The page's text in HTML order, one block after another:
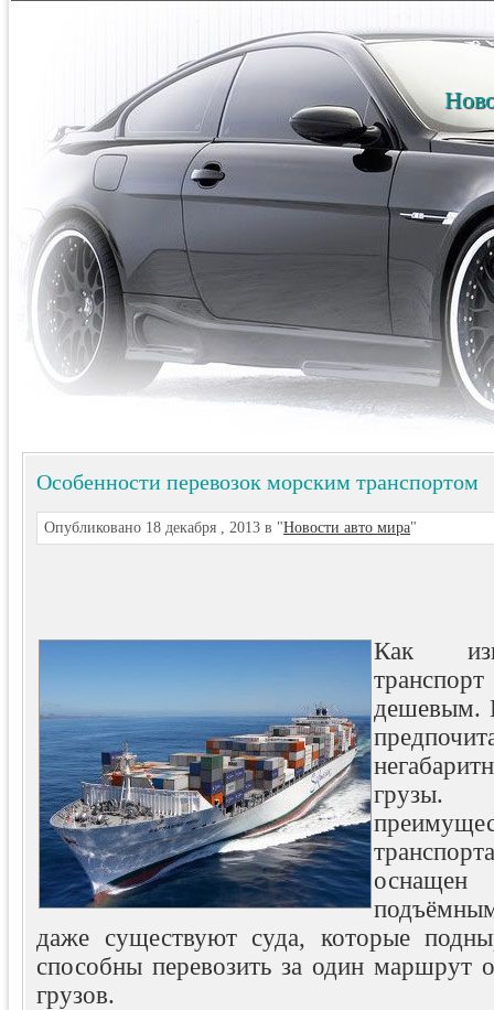
Особенности перевозок морским транспортом
Опубликовано 18 декабря , 2013 в "Новости авто мира"
Как
дешевым.
грузы.
даже существуют суда, которые
способны перевозить за один маршрут
грузов.